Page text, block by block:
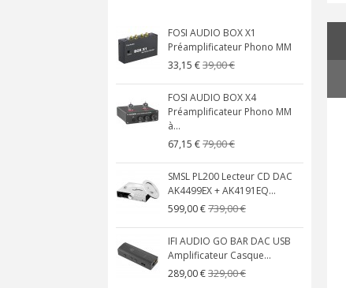
FOSI AUDIO BOX X1
Préamplificateur Phono MM
33,15 €39,00 €
FOSI AUDIO BOX X4
Préamplificateur Phono MM
à...
67,15 €79,00 €
SMSL PL200 Lecteur CD DAC
AK4499EX + AK4191EQ...
599,00 €739,00 €
IFI AUDIO GO BAR DAC USB
Amplificateur Casque...
289,00 €329,00 €